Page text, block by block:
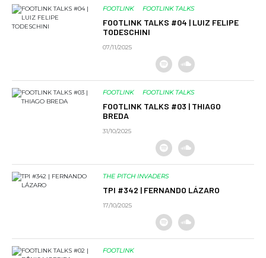
FOOTLINK FOOTLINK TALKS
FOOTLINK TALKS #04 | LUIZ FELIPE
TODESCHINI
07/11/2025
FOOTLINK FOOTLINK TALKS
FOOTLINK TALKS #03 | THIAGO
BREDA
31/10/2025
THE PITCH INVADERS
TPI #342 | FERNANDO LÁZARO
17/10/2025
FOOTLINK